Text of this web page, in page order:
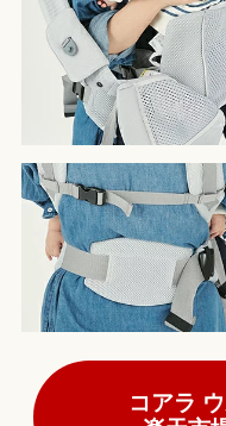
コアラ